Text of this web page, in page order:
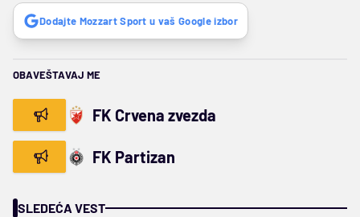
Dodajte Mozzart Sport u vaš Google izbor
OBAVEŠTAVAJ ME
FK Crvena zvezda
FK Partizan
SLEDEĆA VEST